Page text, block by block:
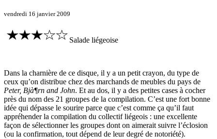
vendredi 16 janvier 2009
Salade liégeoise
Dans la charnière de ce disque, il y a un petit crayon, du type de
ceux qu’on distribue chez des marchands de meubles du pays de
Peter, Bjà¶rn and John. Et au dos, il y a des petites cases à cocher
près du nom des 21 groupes de la compilation. C’est une fort bonne
idée qui dépasse le sourire parce que c’est comme ça qu’il faut
appréhender la compilation du collectif liégeois : une excellente
façon de sélectionner les groupes dont on aimerait suivre l’éclosion
(ou la confirmation, tout dépend de leur degré de notoriété).